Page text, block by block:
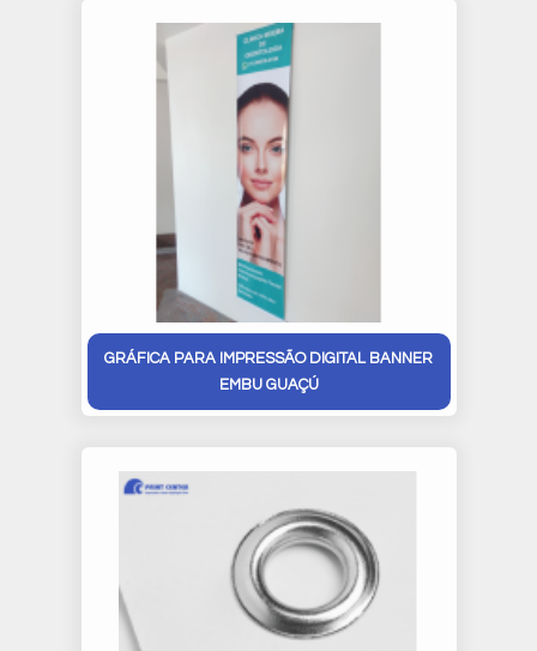
GRÁFICA PARA IMPRESSÃO DIGITAL BANNER
EMBU GUAÇÚ